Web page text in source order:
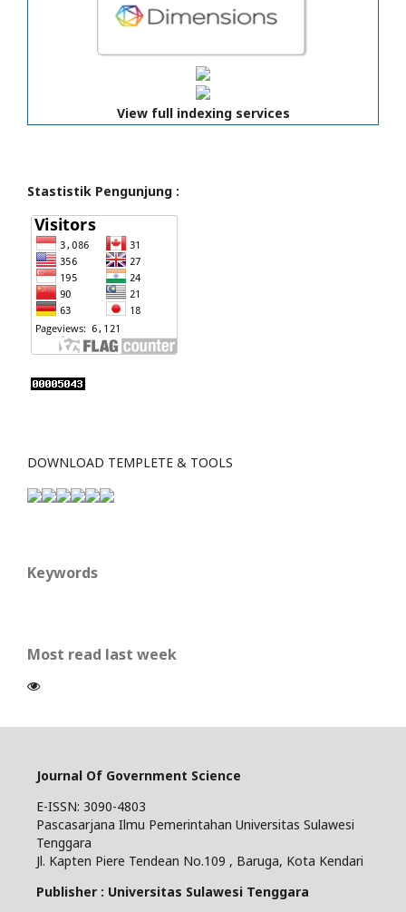
View full indexing services
Stastistik Pengunjung :
DOWNLOAD TEMPLETE & TOOLS
Keywords
Most read last week
Journal Of Government Science
E-ISSN: 3090-4803
Pascasarjana Ilmu Pemerintahan Universitas Sulawesi
Tenggara
Jl. Kapten Piere Tendean No.109 , Baruga, Kota Kendari
Publisher : Universitas Sulawesi Tenggara